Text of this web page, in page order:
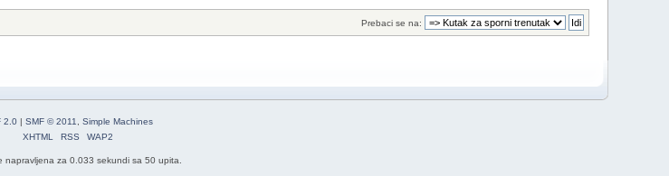
Prebaci se na:
2.0 | SMF © 2011
Simple Machines
XHTML
RSS WAP2
napravljena za 0.033 sekundi sa 50 upita.